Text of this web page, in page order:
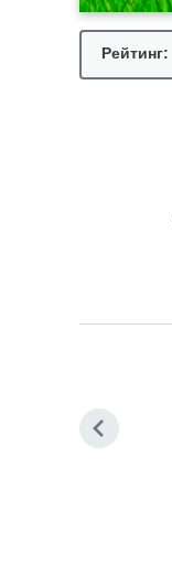
Рейтинг: